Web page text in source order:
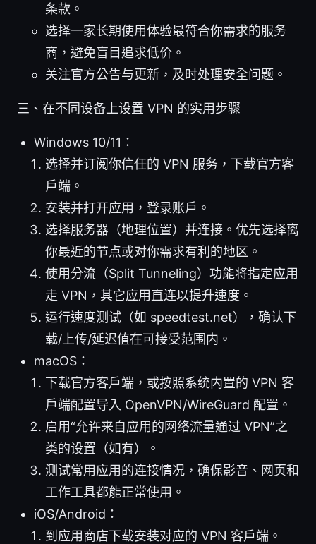
条款。
选择一家长期使用体验最符合你需求的服务
商，避免盲目追求低价。
关注官方公告与更新，及时处理安全问题。
三、在不同设备上设置 VPN 的实用步骤
Windows 10/11：
选择并订阅你信任的 VPN 服务，下载官方客
户端。
安装并打开应用，登录账户。
选择服务器（地理位置）并连接。优先选择离
你最近的节点或对你需求有利的地区。
使用分流（Split Tunneling）功能将指定应用
走 VPN，其它应用直连以提升速度。
运行速度测试（如 speedtest.net），确认下
载/上传/延迟值在可接受范围内。
macOS：
下载官方客户端，或按照系统内置的 VPN 客
户端配置导入 OpenVPN/WireGuard 配置。
启用“允许来自应用的网络流量通过 VPN”之
类的设置（如有）。
测试常用应用的连接情况，确保影音、网页和
工作工具都能正常使用。
iOS/Android：
到应用商店下载安装对应的 VPN 客户端。